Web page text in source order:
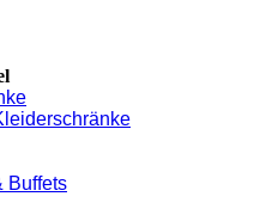
Buffets